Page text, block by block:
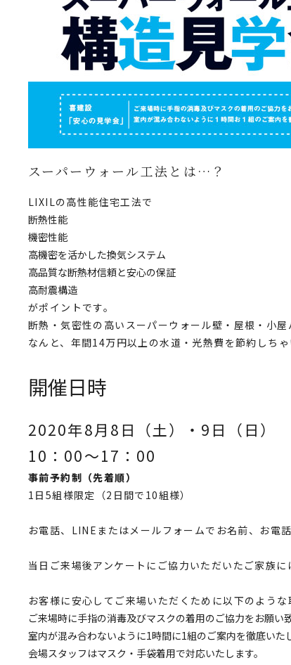
スーパーウォール工法とは…？
LIXILの高性能住宅工法で
断熱性能
機密性能
高機密を活かした換気システム
高品質な断熱材信頼と安心の保証
高耐震構造
がポイントです。
断熱・気密性の高いスーパーウォール壁・屋根・小
なんと、 年間14万円以上の水道・光熱費を節約 しちゃ
開催日時
2020年8月8日（土）・9日（日）
10：00～17：00
事前予約制（先着順）
1日5組様限定（2日間で10組様）
お電話、LINEまたはメールフォームでお名前、お電
当日ご来場後アンケートにご協力いただいたご家族に
お客様に安心してご来場いただくために以下のような
ご来場時に手指の消毒及びマスクの着用のご協力をお願い致
室内が混み合わないように1時間に1組のご案内を徹底いた
会場スタッフはマスク・手袋着用で対応いたします。